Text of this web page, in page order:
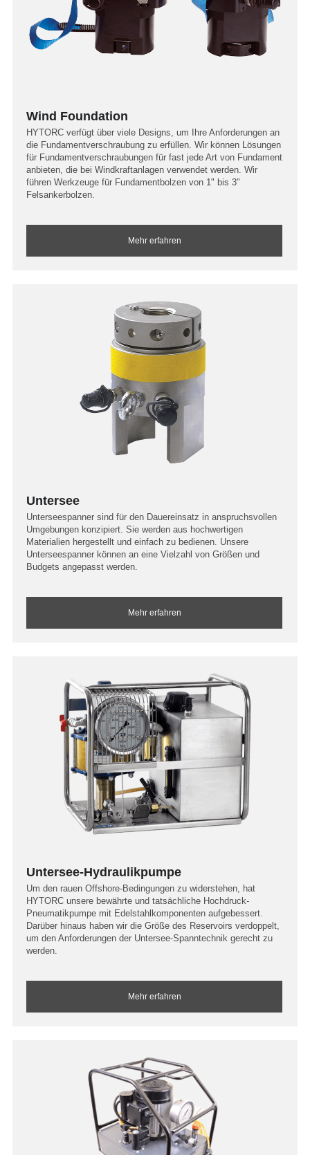
Wind Foundation
HYTORC verfügt über viele Designs, um Ihre Anforderungen an
die Fundamentverschraubung zu erfüllen. Wir können Lösungen
für Fundamentverschraubungen für fast jede Art von Fundament
anbieten, die bei Windkraftanlagen verwendet werden. Wir
führen Werkzeuge für Fundamentbolzen von 1" bis 3"
Felsankerbolzen.
Mehr erfahren
Untersee
Unterseespanner sind für den Dauereinsatz in anspruchsvollen
Umgebungen konzipiert. Sie werden aus hochwertigen
Materialien hergestellt und einfach zu bedienen. Unsere
Unterseespanner können an eine Vielzahl von Größen und
Budgets angepasst werden.
Mehr erfahren
Untersee-Hydraulikpumpe
Um den rauen Offshore-Bedingungen zu widerstehen, hat
HYTORC unsere bewährte und tatsächliche Hochdruck-
Pneumatikpumpe mit Edelstahlkomponenten aufgebessert.
Darüber hinaus haben wir die Größe des Reservoirs verdoppelt,
um den Anforderungen der Untersee-Spanntechnik gerecht zu
werden.
Mehr erfahren